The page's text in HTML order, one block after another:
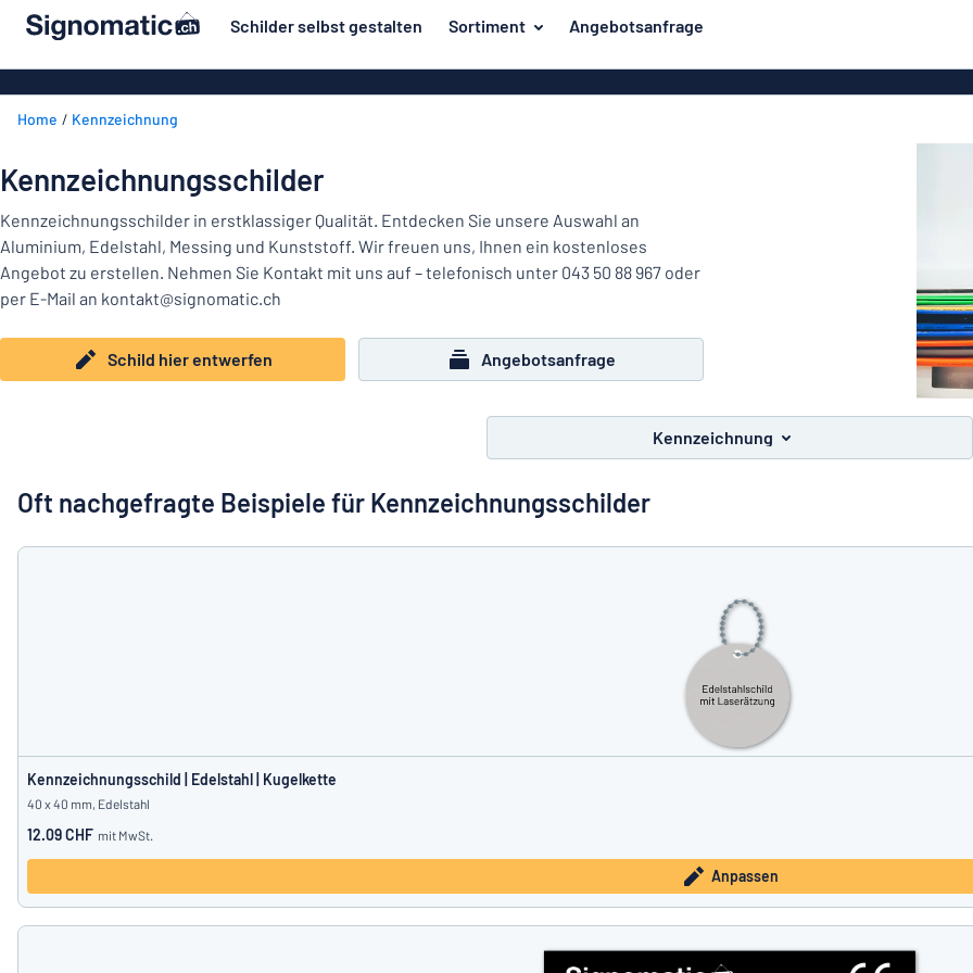
springen Schilder selbst gestalten Sortiment Angebotsanfrage
Material
Branche
Haus und Heim
Büro und Arbeitsplatz
Verkehr und Fahrzeuge
Aufkleber
Namensschilder
Schild hier entwerfen
Unsere
Bestseller
Herstellung
Material
Alle Kategorien anzeigen
Deutsch
zum
entwerfen
Home Kennzeichnung
Kennzeichnungsschilder
Kennzeichnungsschilder in erstklassiger Qualität. Entdecken Sie unsere Auswahl an
Aluminium, Edelstahl, Messing und Kunststoff. Wir freuen uns, Ihnen ein kostenloses
Angebot zu erstellen. Nehmen Sie Kontakt mit uns auf – telefonisch unter 043 50 88 967 oder
per E-Mail an kontakt@signomatic.ch
Schild hier entwerfen Angebotsanfrage
Kennzeichnung
Oft nachgefragte Beispiele für Kennzeichnungsschilder
Kennzeichnungsschild | Edelstahl | Kugelkette
40 x 40 mm, Edelstahl
12.09 CHF mit MwSt.
Anpassen